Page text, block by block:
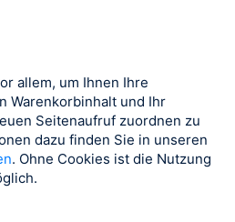
allem, um Ihnen Ihre
Warenkorbinhalt und Ihr
Seitenaufruf zuordnen zu
dazu finden Sie in unseren
. Ohne Cookies ist die Nutzung